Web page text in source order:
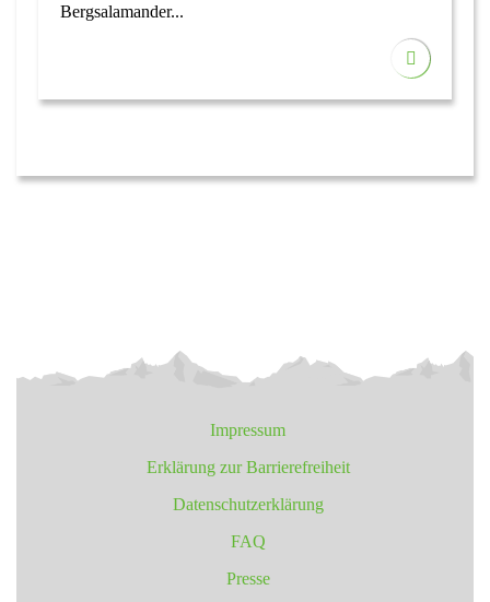
Bergsalamander...
Impressum
Erklärung zur Barrierefreiheit
Datenschutzerklärung
FAQ
Presse